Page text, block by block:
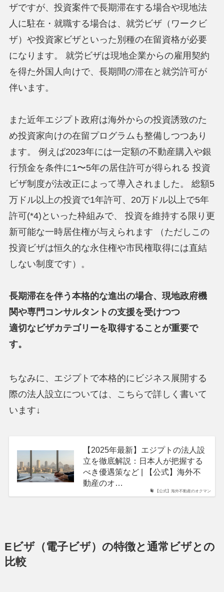
ザですが、投資案件で長期滞在する場合や現地法
人に駐在・就職する場合は、就労ビザ（ワークビ
ザ）や投資家ビザといった別種の在留資格が必要
になります。 就労ビザは現地企業からの雇用契約
を得た外国人向けで、長期間の滞在と就労許可が
伴います。
また近年エジプト政府は海外からの投資誘致のた
め投資家向けの在留プログラムも整備しつつあり
ます。 例えば2023年には一定額の不動産購入や銀
行預金を条件に1〜5年の居住許可が得られる 投資
ビザ制度が法改正によって導入されました。 総額5
万ドル以上の投資で1年許可、20万ドル以上で5年
許可(*4)といった枠組みで、 投資を維持する限り更
新可能な一時居住権が与えられます （ただしこの
投資ビザは恒久的な永住権や市民権取得には直結
しない制度です）。
長期滞在を伴う本格的な進出の場合、現地政府機
関や専門コンサルタントの支援を受けつつ
適切なビザカテゴリーを取得することが重要で
す。
ちなみに、エジプトで本格的にビジネス展開する
際の法人設立については、こちらで詳しく書いて
います↓
【公式】海外不動産のオクマン
【2025年最新】エジプトの法人設
立を徹底解説：日本人が把握する
べき優遇策など | 【公式】海外不
動産のオ…
Eビザ（電子ビザ）の特徴と通常ビザとの
比較